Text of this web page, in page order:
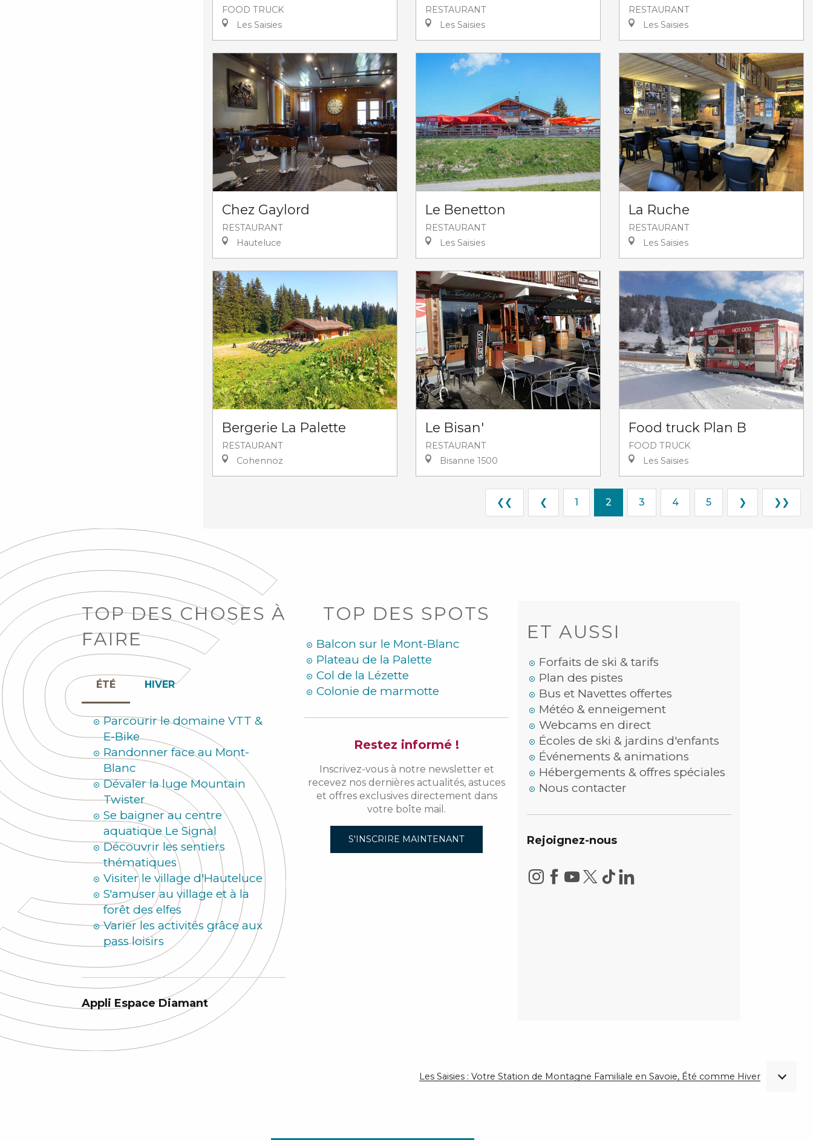
FOOD TRUCK
Les Saisies
RESTAURANT
Les Saisies
RESTAURANT
Les Saisies
Chez Gaylord
RESTAURANT
Hauteluce
Le Benetton
RESTAURANT
Les Saisies
La Ruche
RESTAURANT
Les Saisies
Bergerie La Palette
RESTAURANT
Cohennoz
Le Bisan'
RESTAURANT
Bisanne 1500
Food truck Plan B
FOOD TRUCK
Les Saisies
❮❮ ❮ 1 2 3 4 5 ❯ ❯❯
TOP DES CHOSES À
FAIRE
HIVER
ÉTÉ
Parcourir le domaine VTT &
E-Bike
Randonner face au Mont-
Blanc
Dévaler la luge Mountain
Twister
Se baigner au centre
aquatique Le Signal
Découvrir les sentiers
thématiques
Visiter le village d'Hauteluce
S'amuser au village et à la
forêt des elfes
Varier les activités grâce aux
pass loisirs
Appli Espace Diamant
TOP DES SPOTS
Balcon sur le Mont-Blanc
Plateau de la Palette
Col de la Lézette
Colonie de marmotte
Restez informé !
Inscrivez-vous à notre newsletter et
recevez nos dernières actualités, astuces
et offres exclusives directement dans
votre boîte mail.
S'INSCRIRE MAINTENANT
ET AUSSI
Forfaits de ski & tarifs
Plan des pistes
Bus et Navettes offertes
Météo & enneigement
Webcams en direct
Écoles de ski & jardins d'enfants
Événements & animations
Hébergements & offres spéciales
Nous contacter
Rejoignez-nous
Les Saisies : Votre Station de Montagne Familiale en Savoie, Été comme Hiver